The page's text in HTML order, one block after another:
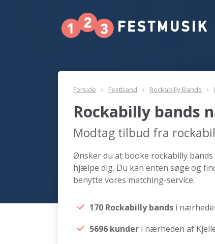
Forside Festband Rockabilly Bands
Rockabilly bands
Modtag tilbud fra
Ønsker du at booke rockabilly
hjælpe dig. Du kan enten søge og
benytte vores matching-service.
170 Rockabilly bands i
5696 kunder i nærheden af